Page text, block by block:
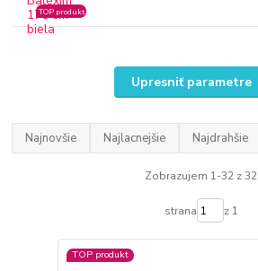
TOP produkt
Upresniť parametre
Najnovšie Najlacnejšie Najdrahšie
Zobrazujem 1-32 z 32
strana z 1
TOP produkt